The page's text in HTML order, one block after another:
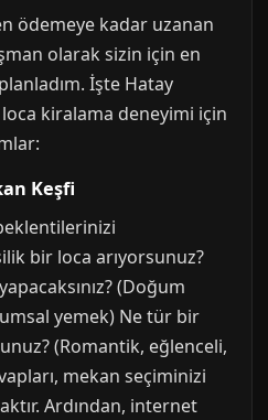
ödemeye kadar uzanan
olarak sizin için en
İşte Hatay
loca kiralama deneyimi için
Keşfi
bir loca arıyorsunuz?
(Doğum
yemek) Ne tür bir
(Romantik, eğlenceli,
mekan seçiminizi
Ardından, internet